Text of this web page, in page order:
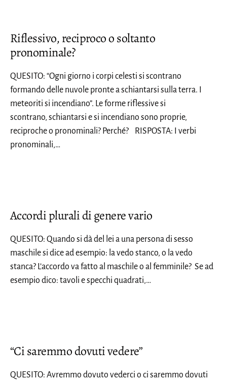
Riflessivo, reciproco o soltanto
pronominale?
QUESITO: “Ogni giorno i corpi celesti si scontrano
formando delle nuvole pronte a schiantarsi sulla terra. I
meteoriti si incendiano”. Le forme riflessive si
scontrano, schiantarsi e si incendiano sono proprie,
reciproche o pronominali? Perché? RISPOSTA: I verbi
pronominali,…
Accordi plurali di genere vario
QUESITO: Quando si dà del lei a una persona di sesso
maschile si dice ad esempio: la vedo stanco, o la vedo
stanca? L’accordo va fatto al maschile o al femminile? Se ad
esempio dico: tavoli e specchi quadrati,…
“Ci saremmo dovuti vedere”
QUESITO: Avremmo dovuto vederci o ci saremmo dovuti